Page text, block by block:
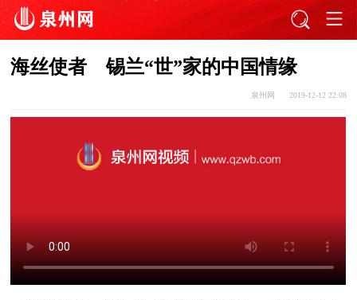
海丝使者 锡兰“世”家的中国情缘
泉州网 2019-12-12 22:08